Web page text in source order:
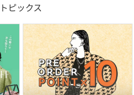
トピックス